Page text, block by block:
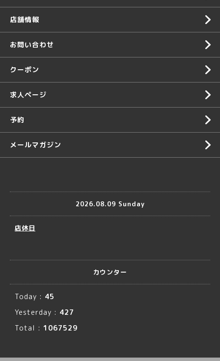
店舗情報
お問い合わせ
クーポン
求人ページ
予約
メールマガジン
2026.08.09 Sunday
店休日
カウンター
Today : 45
Yesterday : 427
Total : 1067529